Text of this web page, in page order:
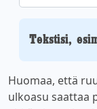
Tekstisi,
Huomaa, että
ulkoasu saattaa